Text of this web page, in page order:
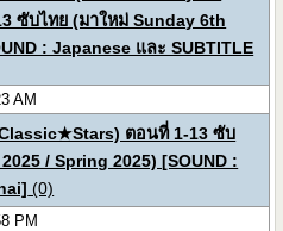
ซับไทย (มาใหม่ Sunday 6th
: Japanese และ SUBTITLE
AM
ตอนที่ 1-13 ซับ
/ Spring 2025) [SOUND :
(0)
PM